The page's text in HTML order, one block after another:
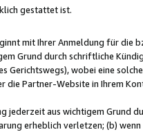
gestattet ist.
mit Ihrer Anmeldung für die
Grund durch schriftliche
Gerichtswegs), wobei eine
die Partner-Website in Ihrem
jederzeit aus wichtigem Grund
erheblich verletzen; (b)